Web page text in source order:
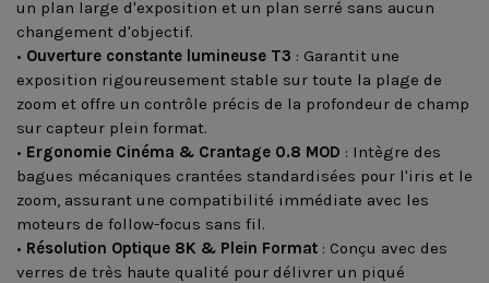
un plan large d'exposition et un plan serré sans aucun
changement d'objectif.
• Ouverture constante lumineuse T3 : Garantit une
exposition rigoureusement stable sur toute la plage de
zoom et offre un contrôle précis de la profondeur de champ
sur capteur plein format.
• Ergonomie Cinéma & Crantage 0.8 MOD : Intègre des
bagues mécaniques crantées standardisées pour l'iris et le
zoom, assurant une compatibilité immédiate avec les
moteurs de follow-focus sans fil.
• Résolution Optique 8K & Plein Format : Conçu avec des
verres de très haute qualité pour délivrer un piqué